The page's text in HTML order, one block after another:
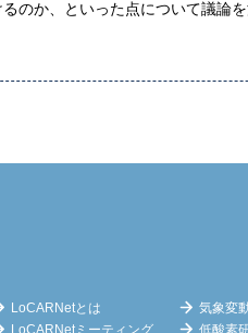
のか、といった点について議論を
LoCARNetとは
気象変
LoCARNetミーティング 低酸素